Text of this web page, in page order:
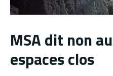
MSA dit non
espaces clos